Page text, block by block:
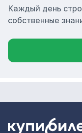
Каждый день
собственные